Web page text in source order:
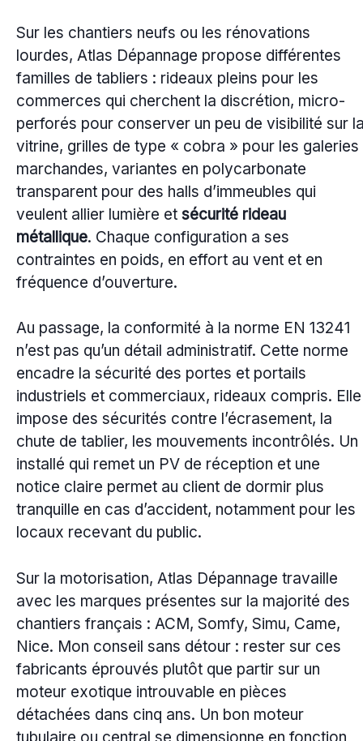
Sur les chantiers neufs ou les rénovations
lourdes, Atlas Dépannage propose différentes
familles de tabliers : rideaux pleins pour les
commerces qui cherchent la discrétion, micro-
perforés pour conserver un peu de visibilité sur
vitrine, grilles de type « cobra » pour les galeries
marchandes, variantes en polycarbonate
transparent pour des halls d’immeubles qui
veulent allier lumière et sécurité rideau
métallique. Chaque configuration a ses
contraintes en poids, en effort au vent et en
fréquence d’ouverture.
Au passage, la conformité à la norme EN 13241
n’est pas qu’un détail administratif. Cette norme
encadre la sécurité des portes et portails
industriels et commerciaux, rideaux compris. Elle
impose des sécurités contre l’écrasement, la
chute de tablier, les mouvements incontrôlés. Un
installé qui remet un PV de réception et une
notice claire permet au client de dormir plus
tranquille en cas d’accident, notamment pour les
locaux recevant du public.
Sur la motorisation, Atlas Dépannage travaille
avec les marques présentes sur la majorité des
chantiers français : ACM, Somfy, Simu, Came,
Nice. Mon conseil sans détour : rester sur ces
fabricants éprouvés plutôt que partir sur un
moteur exotique introuvable en pièces
détachées dans cinq ans. Un bon moteur